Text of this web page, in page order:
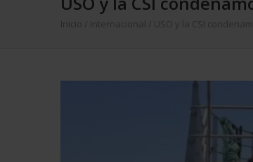
Inicio Internacional USO y la CSI